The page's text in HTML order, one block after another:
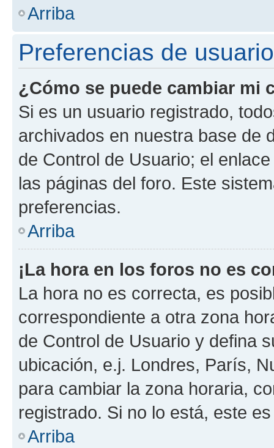
Arriba
Preferencias de
¿Cómo se puede cambiar mi
Si es un usuario registrado,
archivados en nuestra base de
de Control de Usuario; el
las páginas del foro. Este
preferencias.
Arriba
¡La hora en los foros no es
La hora no es correcta, es
correspondiente a otra zona
de Control de Usuario y defina
ubicación, e.j. Londres, París,
para cambiar la zona horaria,
registrado. Si no lo está, este
Arriba